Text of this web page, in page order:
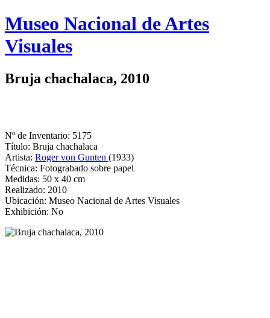
Logo
MNAV
Museo Nacional de Artes
Visuales
Bruja chachalaca, 2010
Nº de Inventario: 5175
Título: Bruja chachalaca
Artista: Roger von Gunten (1933)
Técnica: Fotograbado sobre papel
Medidas: 50 x 40 cm
Realizado: 2010
Ubicación: Museo Nacional de Artes Visuales
Exhibición: No